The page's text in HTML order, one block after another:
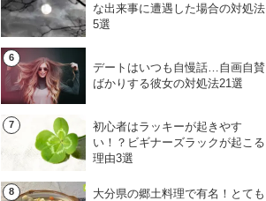
な出来事に遭遇した場合の対処法
5選
デートはいつも自慢話…自画自賛
ばかりする彼女の対処法21選
初心者はラッキーが起きやす
い！？ビギナーズラックが起こる
理由3選
大分県の郷土料理で有名！とても